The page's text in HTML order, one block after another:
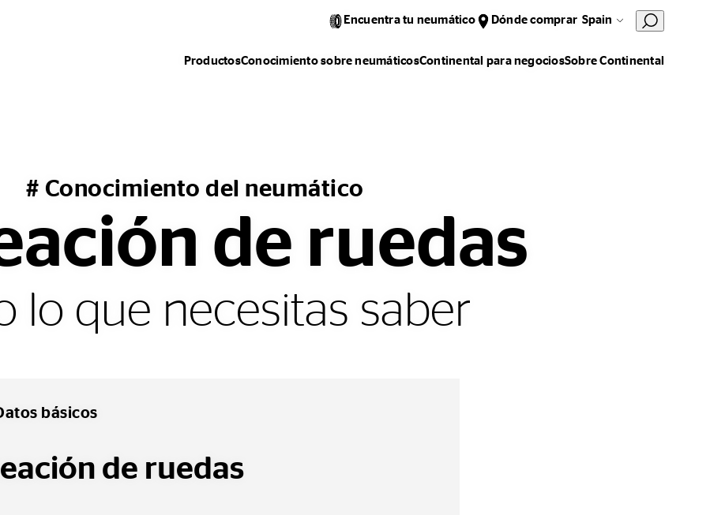
Encuentra tu neumático Dónde comprar Spain
ProductosConocimiento sobre neumáticosContinental para negociosSobre Continental
# Conocimiento del neumático
de ruedas
lo que necesitas saber
básicos
de ruedas